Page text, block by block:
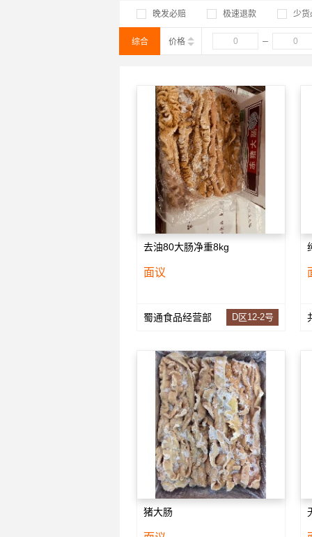
晚发必赔 极速退款 少货
综合 价格
去油80大肠净重8kg
面议
蜀通食品经营部 D区12-2号
猪大肠